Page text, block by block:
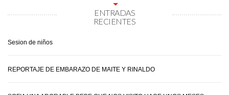
ENTRADAS
RECIENTES
Sesion de niños
REPORTAJE DE EMBARAZO DE MAITE Y RINALDO